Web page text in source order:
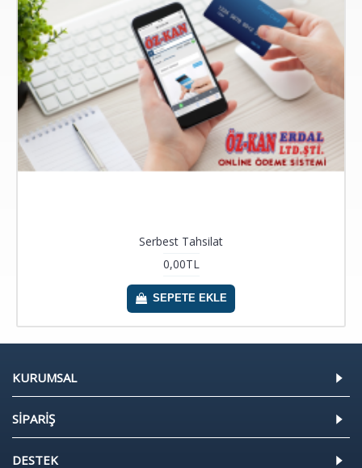
Serbest Tahsilat
0,00TL
SEPETE EKLE
KURUMSAL
SİPARİŞ
DESTEK